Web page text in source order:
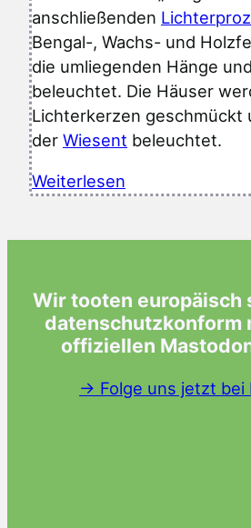
anschließenden
Bengal-, Wachs- und
die umliegenden Hänge
beleuchtet. Die Häuser
Lichterkerzen geschmückt
der Wiesent beleuchtet.
Weiterlesen
Wir tooten europäisch
datenschutzkonform
offiziellen
→ Folge uns jetzt bei